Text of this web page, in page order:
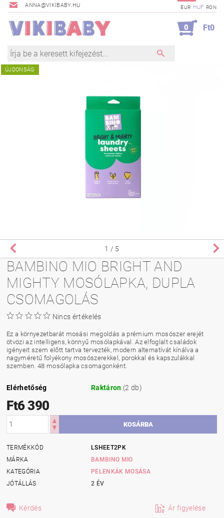
ANNA@VIKIBABY.HU EUR HUF RON
0 Ft0
ÚJDONSÁG
1 / 5
BAMBINO MIO BRIGHT AND
MIGHTY MOSÓLAPKA, DUPLA
CSOMAGOLÁS
Nincs értékelés
Ez a környezetbarát mosási megoldás a prémium mosószer erejét
ötvözi az intelligens, könnyű mosólapkával. Az elfoglalt családok
igényeit szem előtt tartva tervezték, modern alternatívát kínálva a
nagyméretű folyékony mosószerekkel, porokkal és kapszulákkal
szemben. 48 mosólapka csomagonként.
Elérhetőség Raktáron (2 db)
Ft6 390
TERMÉKKÓD
LSHEET2PK
MÁRKA
BAMBINO MIO
KATEGÓRIA
PELENKÁK MOSÁSA
JÓTÁLLÁS
2 ÉV
Kérdés Ár figyelése